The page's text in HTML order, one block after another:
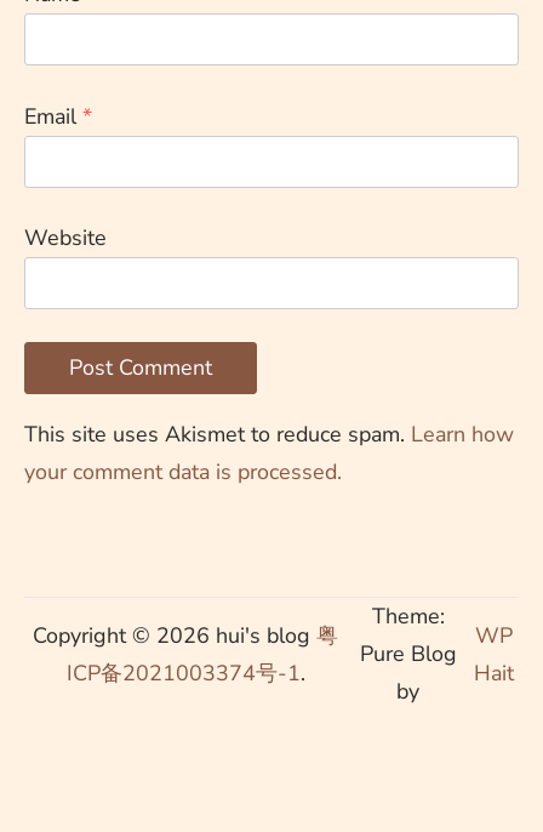
Email*
Website
This site uses Akismet to reduce spam. Learn how
your comment data is processed.
Copyright © 2026 hui's blog粤
ICP备2021003374号-1.
Theme:
Pure Blog
by
WP
Hait